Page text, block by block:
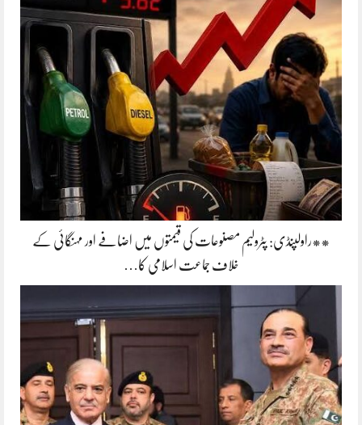
**راولپنڈی: پٹرولیم مصنوعات کی قیمتوں میں اضافے اور مہنگائی کے
خلاف جماعت اسلامی کا…